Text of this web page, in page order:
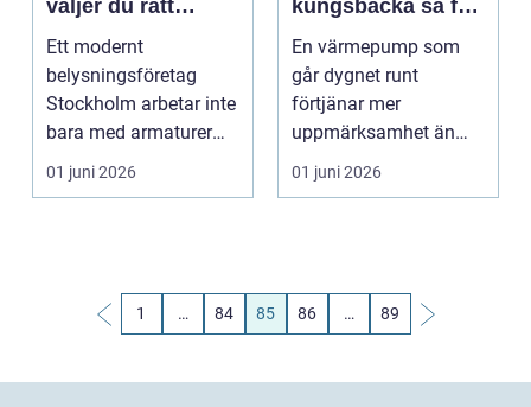
väljer du rätt
partner för hållbar
och smart
ljusdesign
Ett modernt
belysningsföretag
Stockholm arbetar inte
bara med armaturer
och kablar. Det handlar
lika...
01 juni 2026
kungsbacka så får
du trygg värme
året runt
En värmepump som
går dygnet runt
förtjänar mer
uppmärksamhet än
många ger den. När
allt fungerar som...
01 juni 2026
1 … 84 85 86 … 89